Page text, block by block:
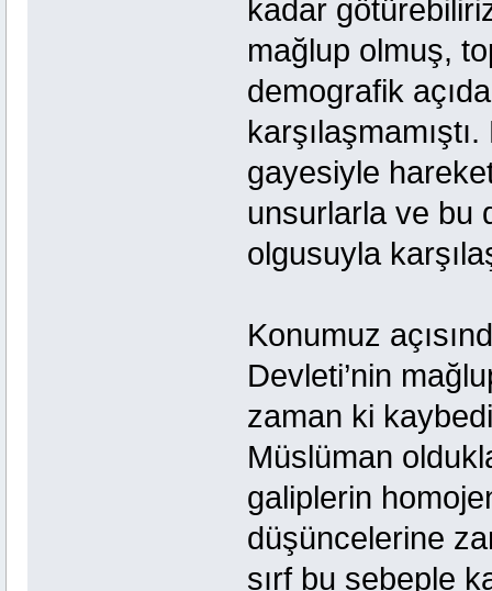
kadar
mağlup olmuş,
demografik
gayesiyle
unsurlarla ve bu
olgusuyla
Konumuz
Devleti’nin
zaman ki
Müslüman
galiplerin
düşüncelerine
sırf bu sebeple